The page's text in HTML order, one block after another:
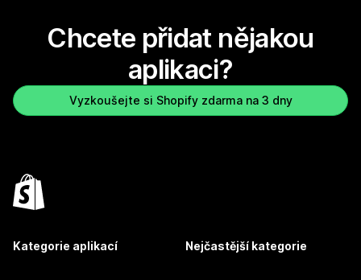
Chcete přidat nějakou
aplikaci?
Vyzkoušejte si Shopify zdarma na 3 dny
Kategorie aplikací Nejčastější kategorie